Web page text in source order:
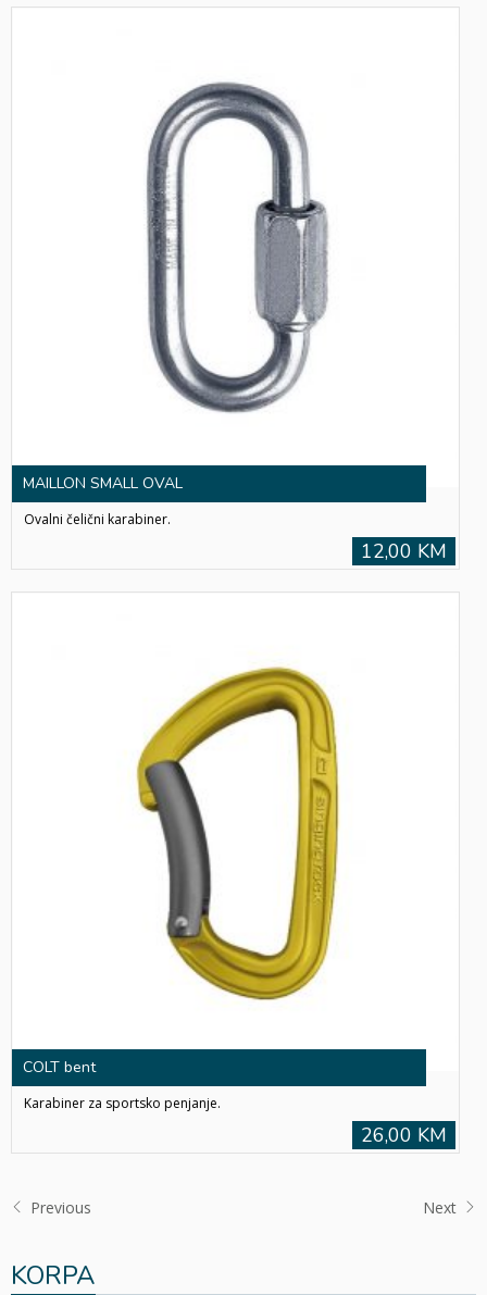
MAILLON SMALL OVAL
Ovalni čelični karabiner.
12,00 KM
COLT bent
Karabiner za sportsko penjanje.
26,00 KM
Previous Next
KORPA